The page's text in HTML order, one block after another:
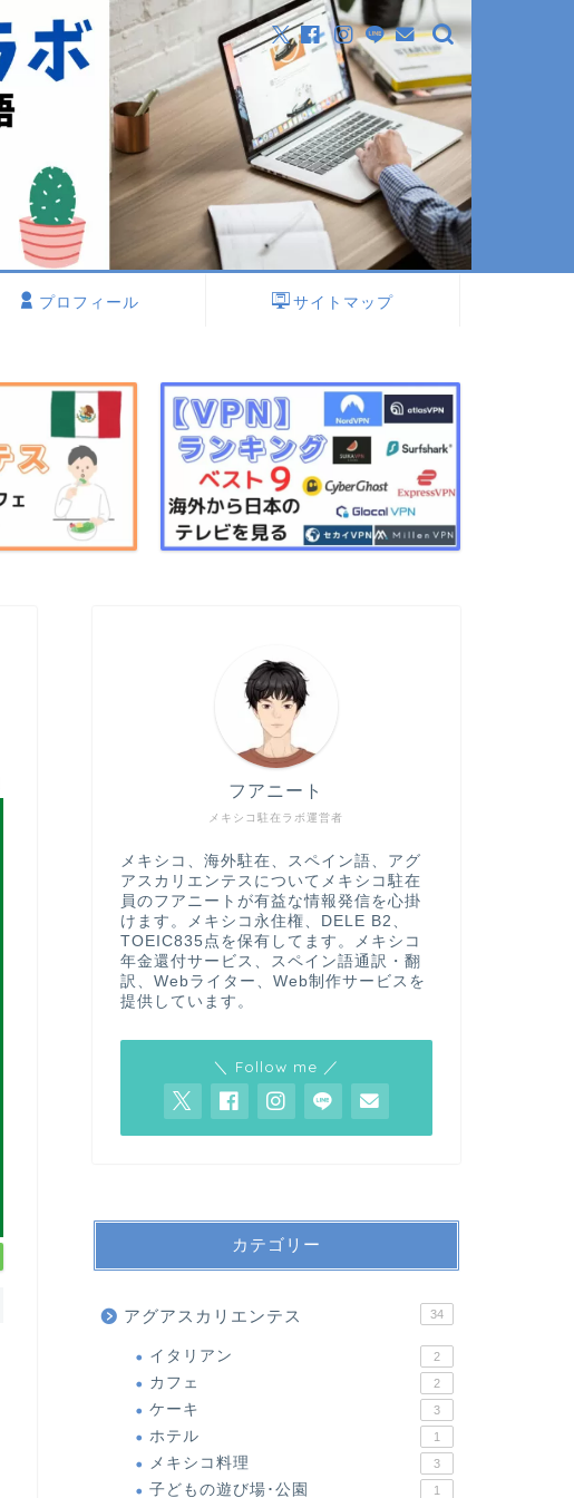
プロフィール サイトマップ
メキシコ駐在ラボ運営者
フアニート
メキシコ、海外駐在、スペイン語、アグ
アスカリエンテスについてメキシコ駐在
員のフアニートが有益な情報発信を心掛
けます。メキシコ永住権、DELE B2、
TOEIC835点を保有してます。メキシコ
年金還付サービス、スペイン語通訳・翻
訳、Webライター、Web制作サービスを
提供しています。
＼ Follow me ／
カテゴリー
アグアスカリエンテス 34
イタリアン 2
カフェ 2
ケーキ 3
ホテル 1
メキシコ料理 3
子どもの遊び場･公園 1